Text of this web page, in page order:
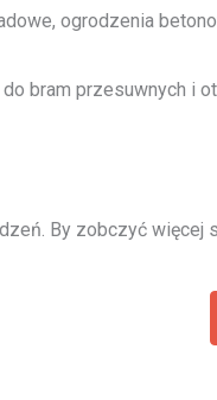
ogrodzenia
bram przesuwnych i
By zobczyć